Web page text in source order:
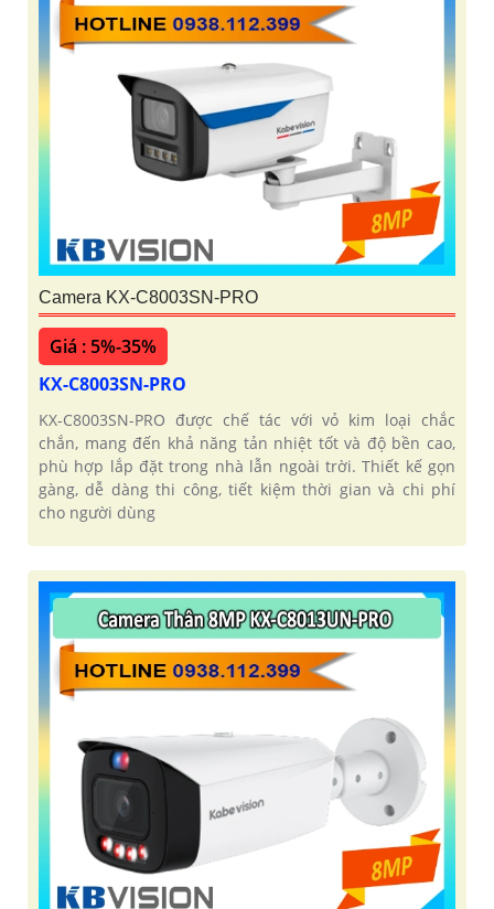
Camera KX-C8003SN-PRO
Giá : 5%-35%
KX-C8003SN-PRO
KX-C8003SN-PRO được chế tác với vỏ kim loại chắc
chắn, mang đến khả năng tản nhiệt tốt và độ bền cao,
phù hợp lắp đặt trong nhà lẫn ngoài trời. Thiết kế gọn
gàng, dễ dàng thi công, tiết kiệm thời gian và chi phí
cho người dùng